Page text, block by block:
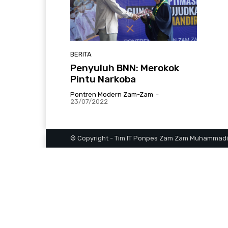
BERITA
Penyuluh BNN: Merokok
Pintu Narkoba
Pontren Modern Zam-Zam -
23/07/2022
© Copyright - Tim IT Ponpes Zam Zam